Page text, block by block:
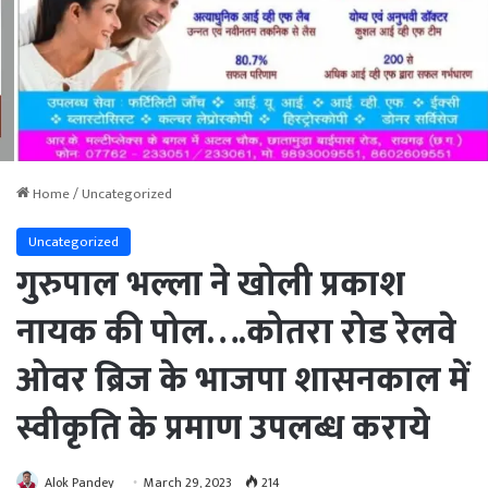
Home/Uncategorized
Uncategorized
गुरुपाल भल्ला ने खोली प्रकाश
नायक की पोल….कोतरा रोड रेलवे
ओवर ब्रिज के भाजपा शासनकाल में
स्वीकृति के प्रमाण उपलब्ध कराये
Alok Pandey March 29, 2023 214